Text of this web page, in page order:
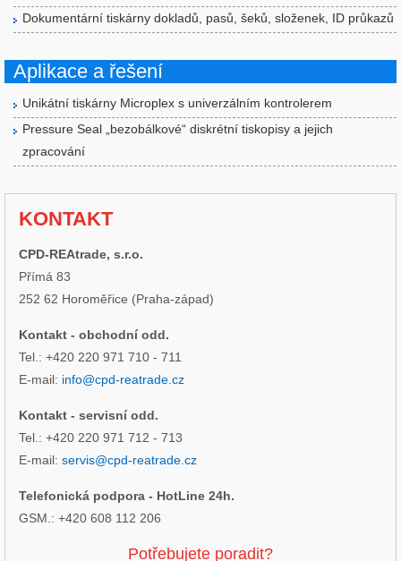
Dokumentární tiskárny dokladů, pasů, šeků, složenek, ID průkazů
Aplikace a řešení
Unikátní tiskárny Microplex s univerzálním kontrolerem
Pressure Seal „bezobálkové“ diskrétní tiskopisy a jejich
zpracování
KONTAKT
CPD-REAtrade, s.r.o.
Přímá 83
252 62 Horoměřice (Praha-západ)
Kontakt - obchodní odd.
Tel.: +420 220 971 710 - 711
E-mail: info@cpd-reatrade.cz
Kontakt - servisní odd.
Tel.: +420 220 971 712 - 713
E-mail: servis@cpd-reatrade.cz
Telefonická podpora - HotLine 24h.
GSM.: +420 608 112 206
Potřebujete poradit?